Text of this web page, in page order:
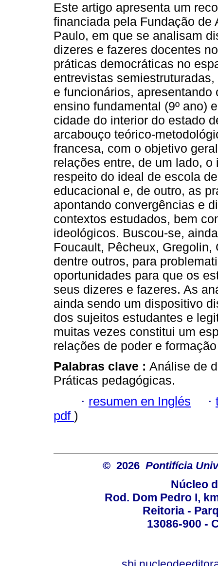
Este artigo apresenta um
financiada pela Fundação de
Paulo, em que se analisam
dizeres e fazeres docentes
práticas democráticas no
entrevistas
e funcionários,
ensino fundamental (9º ano)
cidade do interior do estado
arcabouço teórico-
francesa, com o objetivo
relações entre, de um lado,
respeito do ideal de escola
educacional e, de outro, as
apontando convergências e
contextos estudados, bem
ideológicos. Buscou-se,
Foucault, Pêcheux,
dentre outros, para
oportunidades para que os
seus dizeres e fazeres. As
ainda sendo um dispositivo
dos sujeitos estudantes e
muitas vezes constitui um
relações de poder e
Palabras clave : Análise de
Práticas pedagógicas.
· resumen en Inglés ·
pdf )
© 2026 Pontifícia
Núcleo
Rod. Dom Pedro I,
Reitoria -
13086-900 -